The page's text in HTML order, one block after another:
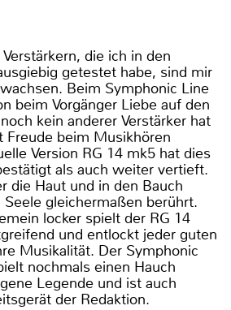
die ich in den
getestet habe, sind mir
Beim Symphonic Line
beim Vorgänger Liebe auf den
kein anderer Verstärker hat
beim Musikhören
Version RG 14 mk5 hat dies
als auch weiter vertieft.
die Haut und in den Bauch
gleichermaßen berührt.
locker spielt der RG 14
und entlockt jeder guten
Musikalität. Der Symphonic
nochmals einen Hauch
Legende und ist auch
der Redaktion.